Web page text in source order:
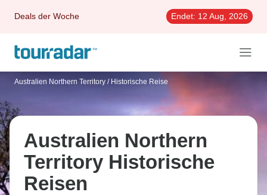
Deals der Woche Endet: 12 Aug, 2026
Australien Northern Territory / Historische Reise
Australien Northern
Territory Historische
Reisen